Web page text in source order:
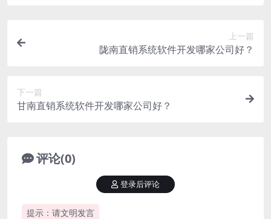
上一篇
陇南直销系统软件开发哪家公司好？
下一篇
甘南直销系统软件开发哪家公司好？
评论(0)
提示：请文明发言
登录后评论